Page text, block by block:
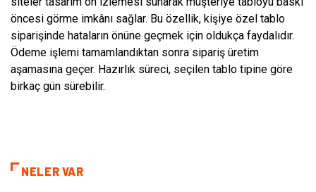
öncesi görme imkânı sağlar. Bu özellik, kişiye özel tablo
siparişinde hataların önüne geçmek için oldukça faydalıdır.
Ödeme işlemi tamamlandıktan sonra sipariş üretim
aşamasına geçer. Hazırlık süreci, seçilen tablo tipine göre
birkaç gün sürebilir.
NELER VAR